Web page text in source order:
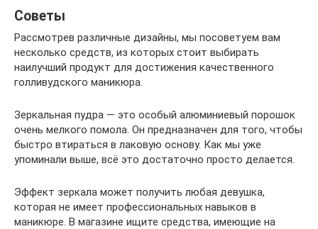
Советы
Рассмотрев различные дизайны, мы посоветуем вам
несколько средств, из которых стоит выбирать
наилучший продукт для достижения качественного
голливудского маникюра.
Зеркальная пудра — это особый алюминиевый порошок
очень мелкого помола. Он предназначен для того, чтобы
быстро втираться в лаковую основу. Как мы уже
упоминали выше, всё это достаточно просто делается.
Эффект зеркала может получить любая девушка,
которая не имеет профессиональных навыков в
маникюре. В магазине ищите средства, имеющие на